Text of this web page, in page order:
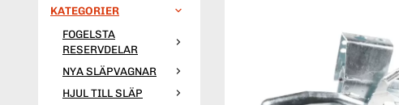
KATEGORIER
FOGELSTA
RESERVDELAR
NYA SLÄPVAGNAR
HJUL TILL SLÄP